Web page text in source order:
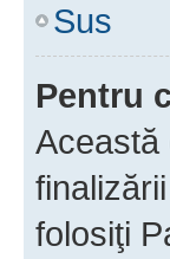
Sus
Pentru
Această
folosiţi